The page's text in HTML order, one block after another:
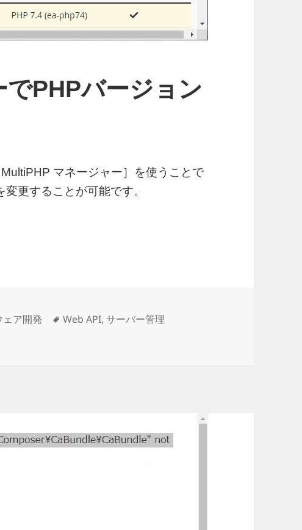
PHPバージョン
マネージャー］を使うことで
更することが可能です。
ージョンを変更する方法
ェア開発
タ
Web API,サーバー管理
する方法 に